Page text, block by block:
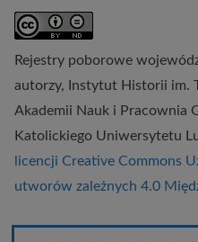
Rejestry poborowe
autorzy,
Instytut Historii im.
Akademii Nauk i Pracownia
Katolickiego Uniwersytetu
licencji Creative Commons
utworów zależnych 4.0